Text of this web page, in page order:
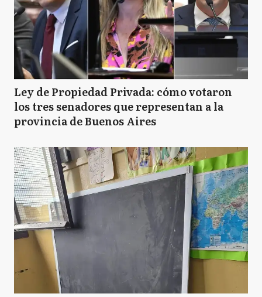
Ley de Propiedad Privada: cómo votaron
los tres senadores que representan a la
provincia de Buenos Aires